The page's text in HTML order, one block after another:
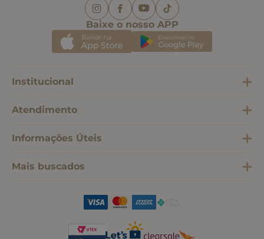
Baixe o nosso APP
Institucional
Atendimento
Informações Úteis
Mais buscados